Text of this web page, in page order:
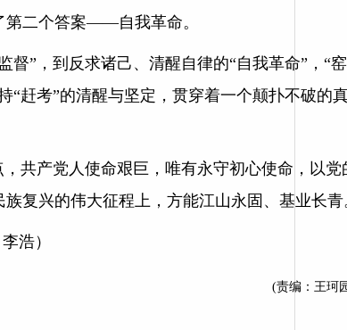
第二个答案——自我革命。
督”，到反求诸己、清醒自律的“自我革命”，“
“赶考”的清醒与坚定，贯穿着一个颠扑不破的
共产党人使命艰巨，唯有永守初心使命，以党
复兴的伟大征程上，方能江山永固、基业长青
浩）
(责编：王珂